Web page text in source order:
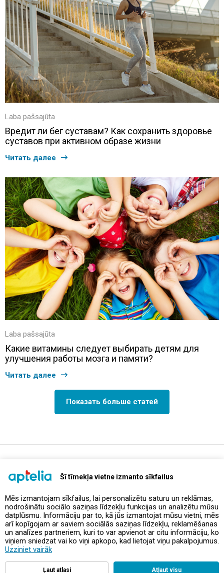
Šī tīmekļa vietne izmanto sīkfailus
Mēs izmantojam sīkfailus, lai personalizētu saturu un reklāmas,
nodrošinātu sociālo saziņas līdzekļu funkcijas un analizētu mūsu
datplūsmu. Informāciju par to, kā jūs izmantojat mūsu vietni, mēs
arī kopīgojam ar saviem sociālās saziņas līdzekļu, reklamēšanas
un analīzes partneriem, kuri to var apvienot ar citu informāciju, ko
viņiem sniedzat vai ko viņi apkopo, kad lietojat viņu pakalpojumus.
Uzziniet vairāk
Ļaut atlasi Atļaut visu
Laba pašsajūta
Вредит ли бег суставам? Как сохранить здоровье
суставов при активном образе жизни
Читать далее
Laba pašsajūta
Какие витамины следует выбирать детям для
улучшения работы мозга и памяти?
Читать далее
Показать больше статей
Предложения и акции
Контакты